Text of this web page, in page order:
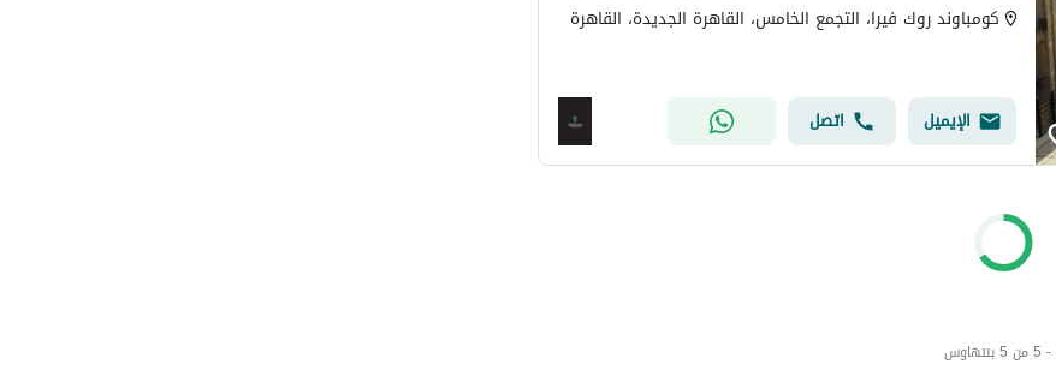
كومباوند روك فيرا، التجمع الخامس، القاهرة الجديدة، القاهرة
الإيميل اتصل